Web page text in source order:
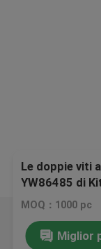
Le doppie viti
YW86485 di
sospensione
MOQ：1000 pc
Miglior